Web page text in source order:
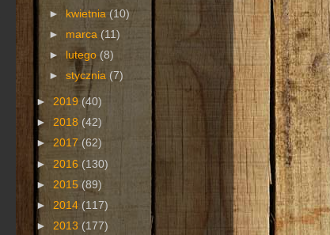
►
kwietnia(10)
► marca(11)
►
lutego(8)
►stycznia (7)
► 2019 (40)
► 2018 (42)
► 2017 (62)
► 2016 (130)
► 2015 (89)
► 2014 (117)
► 2013 (177)